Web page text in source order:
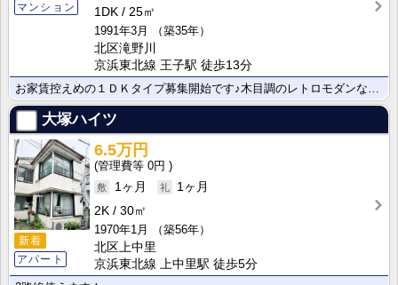
マンション
1DK
25㎡
1991年3月
（築35年）
北区滝野川
京浜東北線 王子駅 徒歩13分
大塚ハイツ
新着
アパート
6.5万円
0円
1ヶ月
1ヶ月
2K
30㎡
1970年1月
（築56年）
北区上中里
京浜東北線 上中里駅 徒歩5分